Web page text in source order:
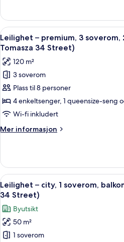
(Sw.
Krzyza
5
Street)
–
premium,
1
dobbeltseng,
tårn
(Sw.
Krzyza
5
Street)
Åpne
alle
bildene
av
Leilighet
–
premium,
3
soverom,
2
parkutsikt
(Sw.
Tomasza
34
Street)
29
Leilighet – premium, 3 soverom,
Tomasza 34 Street)
120 m²
3 soverom
Plass til 8 personer
4 enkeltsenger, 1 queensize-seng
Wi-fi inkludert
Mer informasjon
Mer
–
premium,
3
soverom,
bad,
parkutsikt
(Sw.
Tomasza
Åpne
alle
bildene
av
Leilighet
–
22
Leilighet – city, 1 soverom,
34 Street)
Byutsikt
50 m²
1 soverom